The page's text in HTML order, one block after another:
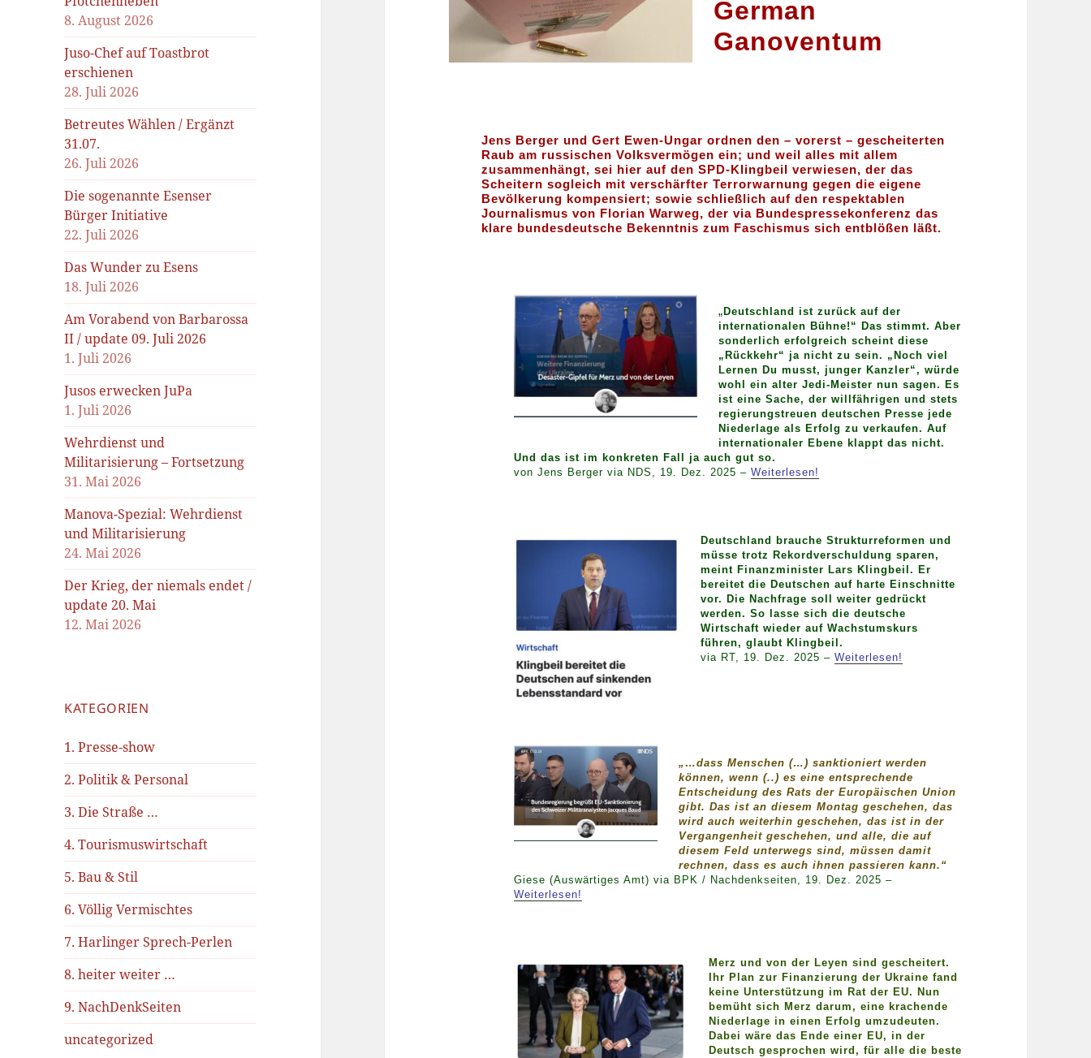
8. August 2026
Juso-Chef auf Toastbrot
erschienen
28. Juli 2026
Betreutes Wählen / Ergänzt
31.07.
26. Juli 2026
Die sogenannte Esenser
Bürger Initiative
22. Juli 2026
Das Wunder zu Esens
18. Juli 2026
Am Vorabend von Barbarossa
II / update 09. Juli 2026
1. Juli 2026
Jusos erwecken JuPa
1. Juli 2026
Wehrdienst und
Militarisierung – Fortsetzung
31. Mai 2026
Manova-Spezial: Wehrdienst
und Militarisierung
24. Mai 2026
Der Krieg, der niemals endet /
update 20. Mai
12. Mai 2026
KATEGORIEN
1. Presse-show
2. Politik & Personal
3. Die Straße …
4. Tourismuswirtschaft
5. Bau & Stil
6. Völlig Vermischtes
7. Harlinger Sprech-Perlen
8. heiter weiter …
9. NachDenkSeiten
uncategorized
German
Ganoventum
Jens Berger und Gert Ewen-Ungar ordnen den – vorerst – gescheiterten
Raub am russischen Volksvermögen ein; und weil alles mit allem
zusammenhängt, sei hier auf den SPD-Klingbeil verwiesen, der das
Scheitern sogleich mit verschärfter Terrorwarnung gegen die eigene
Bevölkerung kompensiert; sowie schließlich auf den respektablen
Journalismus von Florian Warweg, der via Bundespressekonferenz das
klare bundesdeutsche Bekenntnis zum Faschismus sich entblößen läßt.
„ Deutschland ist zurück auf der
internationalen Bühne!“ Das stimmt. Aber
sonderlich erfolgreich scheint diese
„Rückkehr“ ja nicht zu sein. „Noch viel
Lernen Du musst, junger Kanzler“, würde
wohl ein alter Jedi-Meister nun sagen. Es
ist eine Sache, der willfährigen und stets
regierungstreuen deutschen Presse jede
Niederlage als Erfolg zu verkaufen. Auf
internationaler Ebene klappt das nicht.
Und das ist im konkreten Fall ja auch gut so.
von Jens Berger via NDS, 19. Dez. 2025 –Weiterlesen!
Deutschland brauche Strukturreformen und
müsse trotz Rekordverschuldung sparen,
meint Finanzminister Lars Klingbeil. Er
bereitet die Deutschen auf harte Einschnitte
vor. Die Nachfrage soll weiter gedrückt
werden. So lasse sich die deutsche
Wirtschaft wieder auf Wachstumskurs
führen, glaubt Klingbeil.
via RT, 19. Dez. 2025 – Weiterlesen!
„…dass Menschen (…) sanktioniert werden
können, wenn (..) es eine entsprechende
Entscheidung des Rats der Europäischen Union
gibt. Das ist an diesem Montag geschehen, das
wird auch weiterhin geschehen, das ist in der
Vergangenheit geschehen, und alle, die auf
diesem Feld unterwegs sind, müssen damit
rechnen, dass es auch ihnen passieren kann.“
Giese (Auswärtiges Amt) via BPK / Nachdenkseiten, 19. Dez. 2025 –
Weiterlesen!
Merz und von der Leyen sind gescheitert.
Ihr Plan zur Finanzierung der Ukraine fand
keine Unterstützung im Rat der EU. Nun
bemüht sich Merz darum, eine krachende
Niederlage in einen Erfolg umzudeuten.
Dabei wäre das Ende einer EU, in der
Deutsch gesprochen wird, für alle die beste